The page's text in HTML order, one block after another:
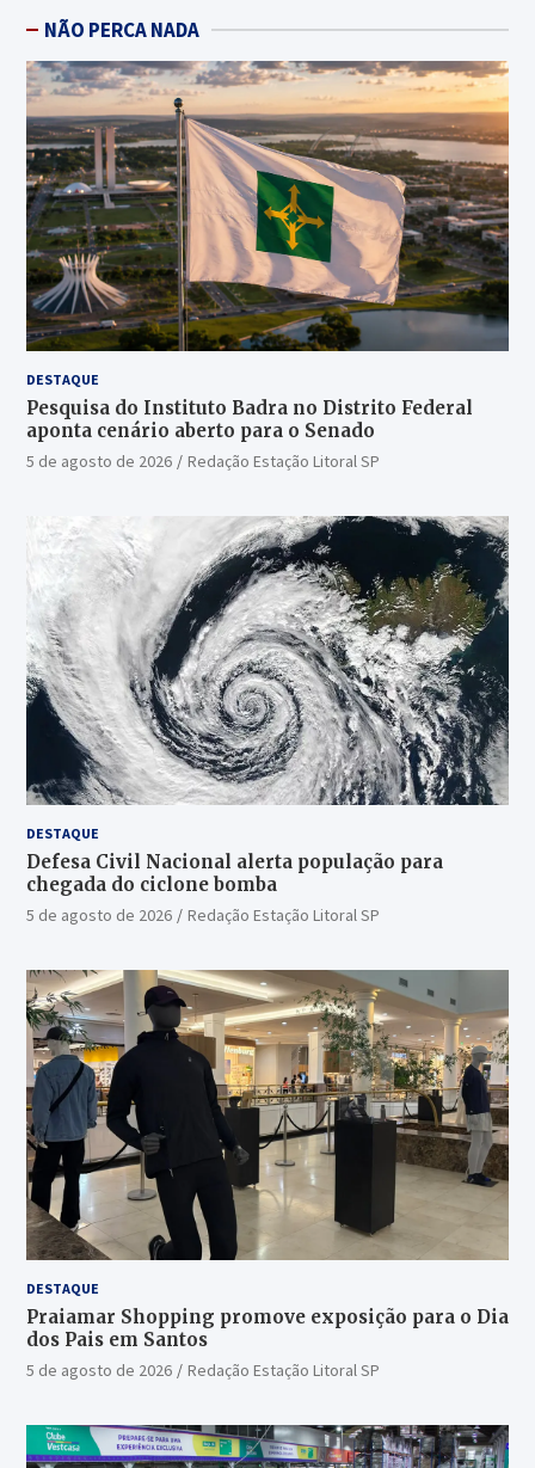
NÃO PERCA NADA
DESTAQUE
Pesquisa do Instituto Badra no Distrito Federal
aponta cenário aberto para o Senado
5 de agosto de 2026 Redação Estação Litoral SP
DESTAQUE
Defesa Civil Nacional alerta população para
chegada do ciclone bomba
5 de agosto de 2026 Redação Estação Litoral SP
DESTAQUE
Praiamar Shopping promove exposição para o Dia
dos Pais em Santos
5 de agosto de 2026 Redação Estação Litoral SP